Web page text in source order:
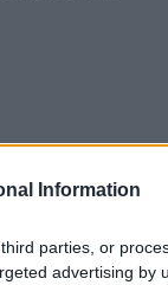
Information
parties, or
advertising by